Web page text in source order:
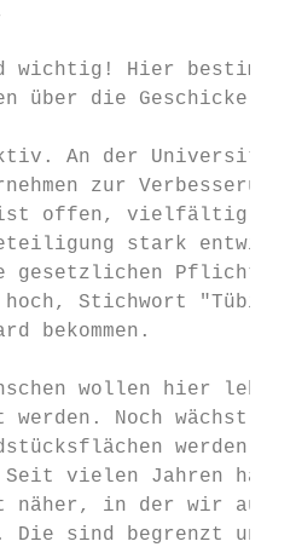
wichtig! Hier
über die Geschicke
An der Universität
zur
offen, vielfältig und
stark
gesetzlichen
Stichwort
bekommen.
wollen hier
Noch wächst
werden
Seit vielen Jahren
näher, in der wir auch
Die sind begrenzt